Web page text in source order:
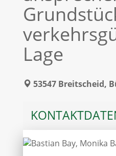
Lage
53547 Breitscheid,